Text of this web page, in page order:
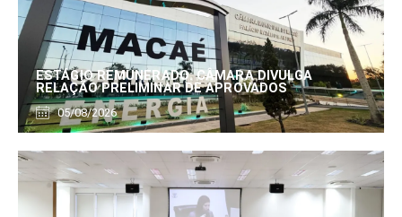
ESTÁGIO REMUNERADO: CÂMARA DIVULGA
RELAÇÃO PRELIMINAR DE APROVADOS
05/08/2026